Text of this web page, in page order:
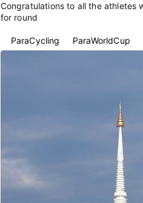
Congratulations to all the athletes
for round 2 👋
#ParaCycling #ParaWorldCup